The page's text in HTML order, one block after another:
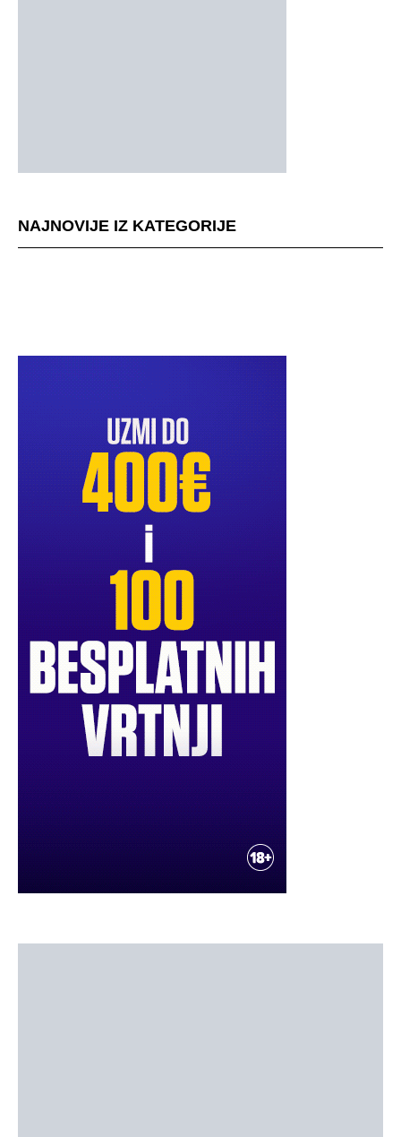
NAJNOVIJE IZ KATEGORIJE